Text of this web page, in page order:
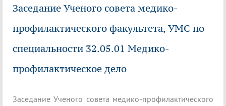
Заседание Ученого совета медико-
профилактического факультета, УМС по
специальности 32.05.01 Медико-
профилактическое дело
Заседание Ученого совета медико-профилактического